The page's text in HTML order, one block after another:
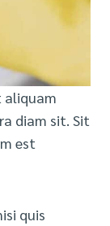
diam sit. Sit
est
quis